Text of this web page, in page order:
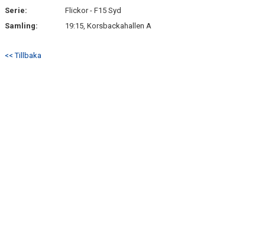
Serie:
Flickor - F15 Syd
Samling:
19:15, Korsbackahallen A
<< Tillbaka